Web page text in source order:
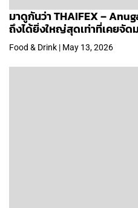
มาดูกันว่า THAIFEX –
ถึงได้ยิ่งใหญ่สุดเท่าที่เคยจัด
Food & Drink | May 13, 2026